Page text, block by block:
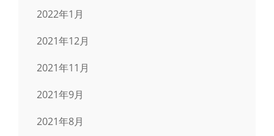
2022年1月
2021年12月
2021年11月
2021年9月
2021年8月